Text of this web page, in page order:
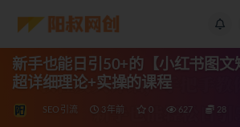
新手也能日引50+的【小红书图文
超详细理论+实操的课程
SEO引流 3年前 0 627 28